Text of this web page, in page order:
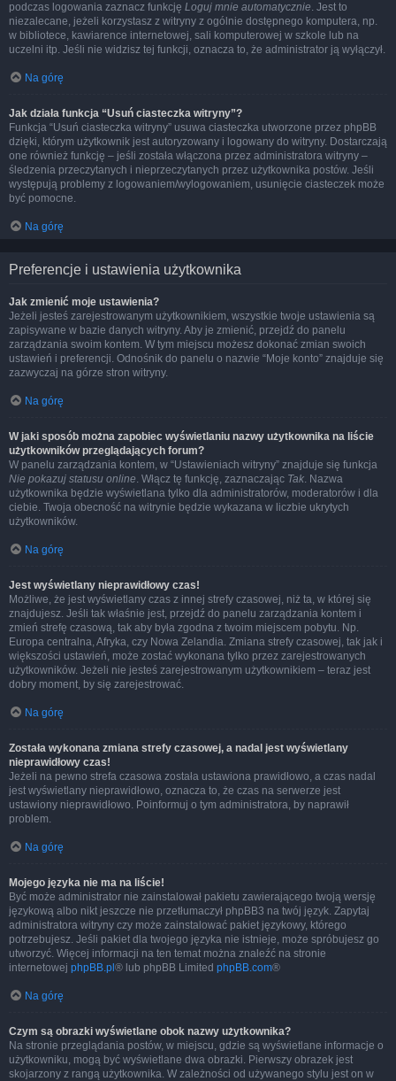
podczas logowania zaznacz funkcję Loguj mnie automatycznie. Jest to
niezalecane, jeżeli korzystasz z witryny z ogólnie dostępnego komputera, np.
w bibliotece, kawiarence internetowej, sali komputerowej w szkole lub na
uczelni itp. Jeśli nie widzisz tej funkcji, oznacza to, że administrator ją wyłączył.
Na górę
Jak działa funkcja “Usuń ciasteczka witryny”?
Funkcja “Usuń ciasteczka witryny” usuwa ciasteczka utworzone przez phpBB
dzięki, którym użytkownik jest autoryzowany i logowany do witryny. Dostarczają
one również funkcję – jeśli została włączona przez administratora witryny –
śledzenia przeczytanych i nieprzeczytanych przez użytkownika postów. Jeśli
występują problemy z logowaniem/wylogowaniem, usunięcie ciasteczek może
być pomocne.
Na górę
Preferencje i ustawienia użytkownika
Jak zmienić moje ustawienia?
Jeżeli jesteś zarejestrowanym użytkownikiem, wszystkie twoje ustawienia są
zapisywane w bazie danych witryny. Aby je zmienić, przejdź do panelu
zarządzania swoim kontem. W tym miejscu możesz dokonać zmian swoich
ustawień i preferencji. Odnośnik do panelu o nazwie “Moje konto” znajduje się
zazwyczaj na górze stron witryny.
Na górę
W jaki sposób można zapobiec wyświetlaniu nazwy użytkownika na liście
użytkowników przeglądających forum?
W panelu zarządzania kontem, w “Ustawieniach witryny” znajduje się funkcja
Nie pokazuj statusu online. Włącz tę funkcję, zaznaczając Tak. Nazwa
użytkownika będzie wyświetlana tylko dla administratorów, moderatorów i dla
ciebie. Twoja obecność na witrynie będzie wykazana w liczbie ukrytych
użytkowników.
Na górę
Jest wyświetlany nieprawidłowy czas!
Możliwe, że jest wyświetlany czas z innej strefy czasowej, niż ta, w której się
znajdujesz. Jeśli tak właśnie jest, przejdź do panelu zarządzania kontem i
zmień strefę czasową, tak aby była zgodna z twoim miejscem pobytu. Np.
Europa centralna, Afryka, czy Nowa Zelandia. Zmiana strefy czasowej, tak jak i
większości ustawień, może zostać wykonana tylko przez zarejestrowanych
użytkowników. Jeżeli nie jesteś zarejestrowanym użytkownikiem – teraz jest
dobry moment, by się zarejestrować.
Na górę
Została wykonana zmiana strefy czasowej, a nadal jest wyświetlany
nieprawidłowy czas!
Jeżeli na pewno strefa czasowa została ustawiona prawidłowo, a czas nadal
jest wyświetlany nieprawidłowo, oznacza to, że czas na serwerze jest
ustawiony nieprawidłowo. Poinformuj o tym administratora, by naprawił
problem.
Na górę
Mojego języka nie ma na liście!
Być może administrator nie zainstalował pakietu zawierającego twoją wersję
językową albo nikt jeszcze nie przetłumaczył phpBB3 na twój język. Zapytaj
administratora witryny czy może zainstalować pakiet językowy, którego
potrzebujesz. Jeśli pakiet dla twojego języka nie istnieje, może spróbujesz go
utworzyć. Więcej informacji na ten temat można znaleźć na stronie
internetowej phpBB.pl ® lub phpBB Limited phpBB.com®
Na górę
Czym są obrazki wyświetlane obok nazwy użytkownika?
Na stronie przeglądania postów, w miejscu, gdzie są wyświetlane informacje o
użytkowniku, mogą być wyświetlane dwa obrazki. Pierwszy obrazek jest
skojarzony z rangą użytkownika. W zależności od używanego stylu jest on w